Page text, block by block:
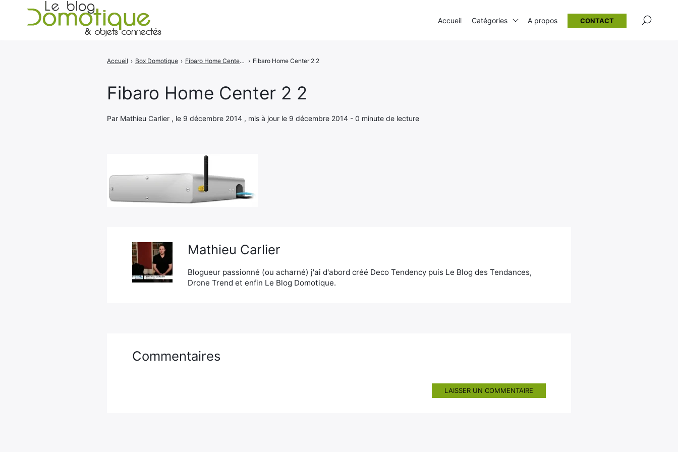
Fibaro Home Center 2 2
Par Mathieu Carlier , le 9 décembre 2014 , mis à jour le 9 décembre 2014 - 0 minute de lecture
Accueil › Box Domotique › Fibaro Home Center 2 - Présentation de la box › Fibaro Home Center 2 2
Mathieu Carlier
Blogueur passionné (ou acharné) j'ai d'abord créé Deco Tendency puis Le Blog des Tendances,
Drone Trend et enfin Le Blog Domotique.
Commentaires
LAISSER UN COMMENTAIRE
Accueil Catégories A propos CONTACT
Rechercher